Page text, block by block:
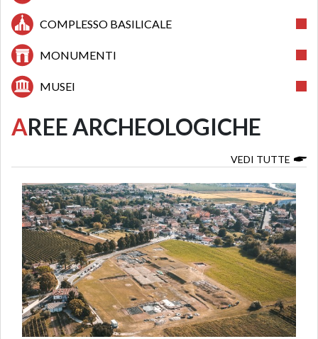
COMPLESSO BASILICALE
MONUMENTI
MUSEI
AREE ARCHEOLOGICHE
VEDI TUTTE